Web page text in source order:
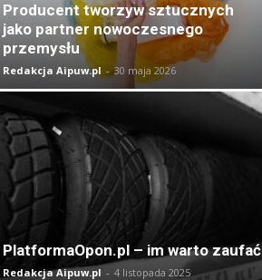
Producent tworzyw sztucznych
jako partner nowoczesnego
przemysłu
Redakcja Aipuw.pl - 30 maja 2026
PlatformaOpon.pl – im warto zaufać
Redakcja Aipuw.pl - 4 listopada 2025